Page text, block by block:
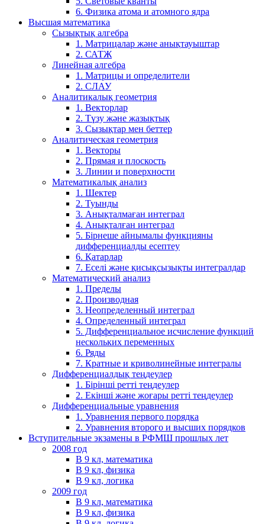
6. Физика атома и атомного ядра
Высшая математика
Сызықтық алгебра
1. Матрицалар және анықтауыштар
2. САТЖ
Линейная алгебра
1. Матрицы и определители
2. СЛАУ
Аналитикалық геометрия
1. Векторлар
2. Түзу және жазықтық
3. Сызықтар мен беттер
Аналитическая геометрия
1. Векторы
2. Прямая и плоскость
3. Линии и поверхности
Математикалық анализ
1. Шектер
2. Туынды
3. Анықталмаған интеграл
4. Анықталған интеграл
5. Бірнеше айнымалы функцияны
дифференциалды есептеу
6. Қатарлар
7. Еселі және қисықсызықты интегралдар
Математический анализ
1. Пределы
2. Производная
3. Неопределенный интеграл
4. Определенный интеграл
5. Дифференциальное исчисление функций
нескольких переменных
6. Ряды
7. Кратные и криволинейные интегралы
Дифференциалдық теңдеулер
1. Бірінші ретті теңдеулер
2. Екінші және жоғары ретті теңдеулер
Дифференциальные уравнения
1. Уравнения первого порядка
2. Уравнения второго и высших порядков
Вступительные экзамены в РФМШ прошлых лет
2008 год
В 9 кл, математика
В 9 кл, физика
В 9 кл, логика
2009 год
В 9 кл, математика
В 9 кл, физика